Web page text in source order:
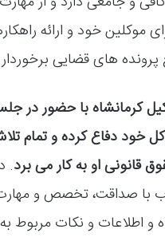
موکلین خود و ارائه
های قضایی
کرمانشاه با حضور در
خود دفاع کرده و تمام
قانونی او به کار می برد.
با صداقت، تخصص و
اطلاعات و نکات مربوط به